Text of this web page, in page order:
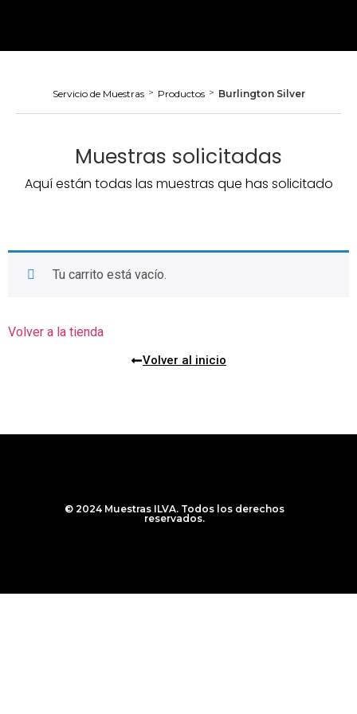
Servicio de Muestras > Productos > Burlington Silver
Muestras solicitadas
Aquí están todas las muestras que has solicitado
Tu carrito está vacío.
Volver a la tienda
Volver al inicio
© 2024 Muestras ILVA. Todos los derechos
reservados.